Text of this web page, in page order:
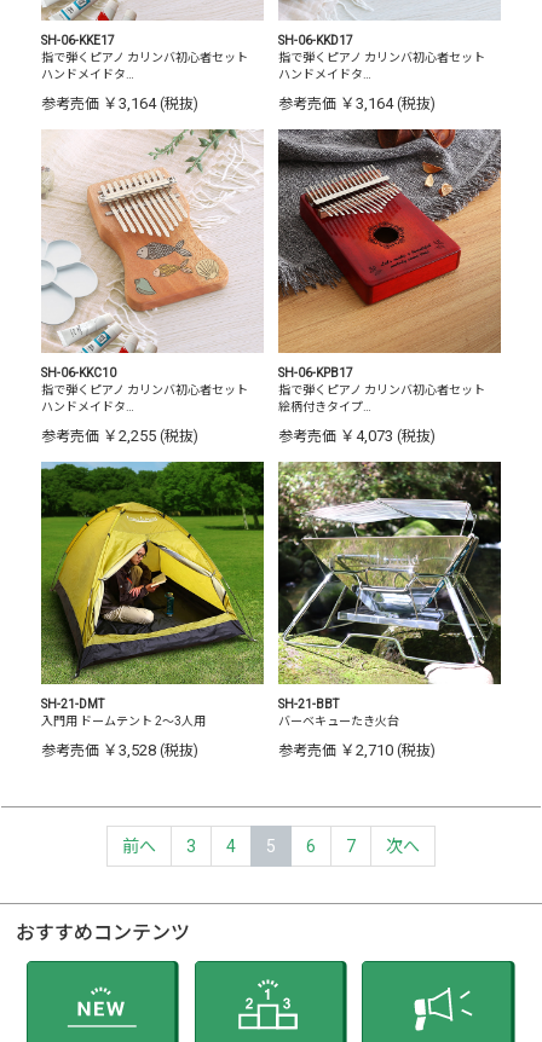
SH-06-KKE17
指で弾くピアノ カリンバ初心者セット
ハンドメイドタ…
参考売価 ￥3,164 (税抜)
SH-06-KKD17
指で弾くピアノ カリンバ初心者セット
ハンドメイドタ…
参考売価 ￥3,164 (税抜)
SH-06-KKC10
指で弾くピアノ カリンバ初心者セット
ハンドメイドタ…
参考売価 ￥2,255 (税抜)
SH-06-KPB17
指で弾くピアノ カリンバ初心者セット
絵柄付きタイプ…
参考売価 ￥4,073 (税抜)
SH-21-DMT
入門用 ドームテント 2～3人用
参考売価 ￥3,528 (税抜)
SH-21-BBT
バーベキューたき火台
参考売価 ￥2,710 (税抜)
前へ 3 4 5 6 7 次へ
おすすめコンテンツ